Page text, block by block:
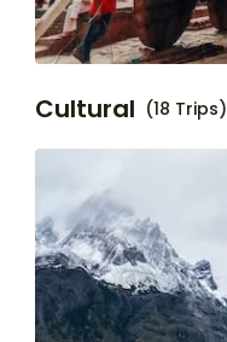
Cultural (18 Trips)